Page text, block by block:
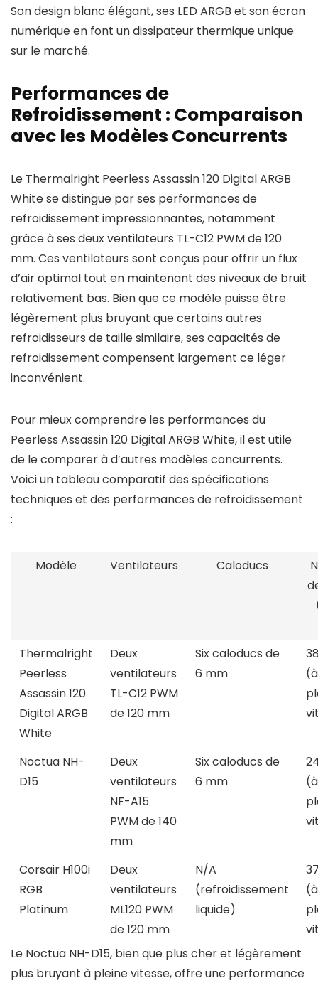
Son design blanc élégant, ses LED ARGB et son écran
numérique en font un dissipateur thermique unique
sur le marché.
Performances de
Refroidissement : Comparaison
avec les Modèles Concurrents
Le Thermalright Peerless Assassin 120 Digital ARGB
White se distingue par ses performances de
refroidissement impressionnantes, notamment
grâce à ses deux ventilateurs TL-C12 PWM de 120
mm. Ces ventilateurs sont conçus pour offrir un flux
d’air optimal tout en maintenant des niveaux de bruit
relativement bas. Bien que ce modèle puisse être
légèrement plus bruyant que certains autres
refroidisseurs de taille similaire, ses capacités de
refroidissement compensent largement ce léger
inconvénient.
Pour mieux comprendre les performances du
Peerless Assassin 120 Digital ARGB White, il est utile
de le comparer à d’autres modèles concurrents.
Voici un tableau comparatif des spécifications
techniques et des performances de refroidissement
:
Modèle Ventilateurs Caloducs
Thermalright
Peerless
Assassin 120
Digital ARGB
White
Deux
ventilateurs
TL-C12 PWM
de 120 mm
Six caloducs de
6 mm
(à
Noctua NH-
D15
Deux
ventilateurs
NF-A15
PWM de 140
mm
Six caloducs de
6 mm
(à
Corsair H100i
RGB
Platinum
Deux
ventilateurs
ML120 PWM
de 120 mm
N/A
(refroidissement
liquide)
(à
Le Noctua NH-D15, bien que plus cher et légèrement
plus bruyant à pleine vitesse, offre une performance